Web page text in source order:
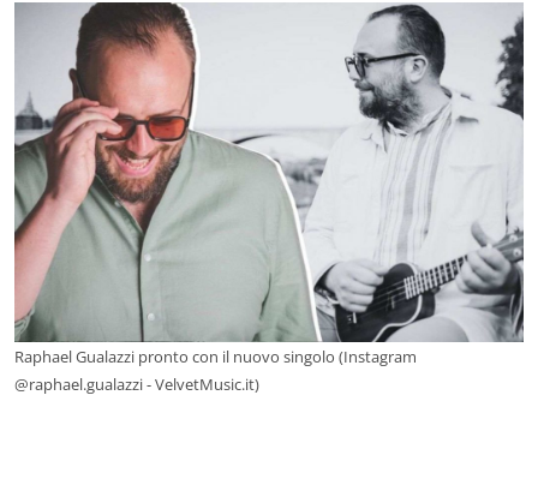
Raphael Gualazzi pronto con il nuovo singolo (Instagram
@raphael.gualazzi - VelvetMusic.it)